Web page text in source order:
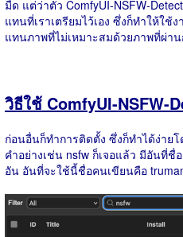
มืด แต่ว่าตัว ComfyUI-NSFW-
แทนที่เราเตรียมไว้เอง ซึ่งก็ทำให้ใช้
แทนภาพที่ไม่เหมาะสมด้วยภาพที่ผ่าน
วิธีใช้ ComfyUI-NSFW-
ก่อนอื่นก็ทำการติดตั้ง ซึ่งก็ทำได้ง่าย
คำอย่างเช่น nsfw ก็เจอแล้ว มีอันที่
อัน อันที่จะใช้นี้ชื่อคนเขียนคือ